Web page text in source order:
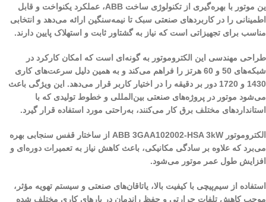
ین موتور با بهره‌گیری از تکنولوژی ساخت ABB، عملکرد یکنواخت و قابل
اطمینانی را در کاربردهای صنعتی سبک تا نیمه‌سنگین ارائه می‌دهد و انتخابی
مناسب برای تجهیزاتی است که نیاز به گشتاور ثابت و استهلاک پایین دارند.
طراحی مهندسی این الکتروموتور به گونه‌ای است که امکان کارکرد در
شبکه‌های 50 و 60 هرتز را فراهم می‌کند و به همین دلیل سرعت‌های کاری
1430 و 1720 دور بر دقیقه را در اختیار کاربر قرار می‌دهد. این ویژگی باعث
می‌شود موتور در پروژه‌های صنعتی بین‌المللی و خطوط تولیدی که با
استانداردهای مختلف برق کار می‌کنند، به‌راحتی مورد استفاده قرار گیرد.
الکتروموتور ABB 3GAA102002-HSA 3kW از ساختار قفس سنجابی بهره
می‌برد که علاوه بر سادگی مکانیکی، باعث کاهش نیاز به تعمیرات دوره‌ای و
افزایش طول عمر موتور می‌شود.
استفاده از سیم‌پیچی با کیفیت بالا، یاتاقان‌های صنعتی و سیستم تهویه مؤثر،
موجب کاهش تلفات حرارتی و حفظ راندمان در بارهای کاری مختلف شده